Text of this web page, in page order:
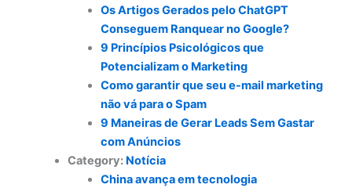
Os Artigos Gerados pelo ChatGPT
Conseguem Ranquear no Google?
9 Princípios Psicológicos que
Potencializam o Marketing
Como garantir que seu e-mail marketing
não vá para o Spam
9 Maneiras de Gerar Leads Sem Gastar
com Anúncios
Category: Notícia
China avança em tecnologia